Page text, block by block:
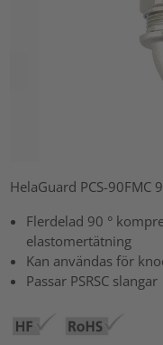
HelaGuard PCS-
Flerdelad 90 °
elastomertätning
Kan användas för
Passar PSRSC slangar